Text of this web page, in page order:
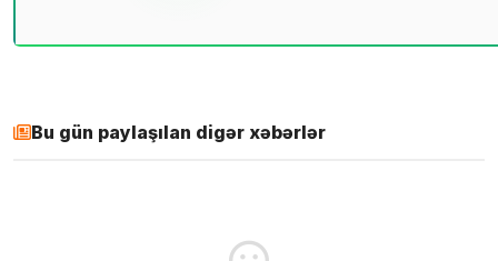
Bu gün paylaşılan digər xəbərlər